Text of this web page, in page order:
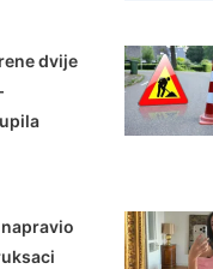
dvije
napravio